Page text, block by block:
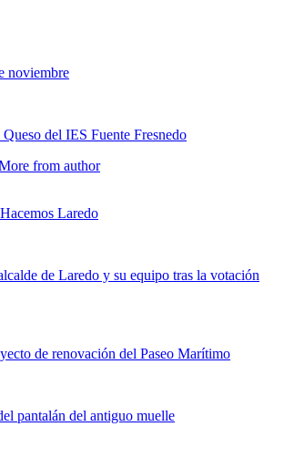
noviembre
del IES Fuente Fresnedo
from author
Laredo
de Laredo y su equipo tras la votación
de renovación del Paseo Marítimo
pantalán del antiguo muelle